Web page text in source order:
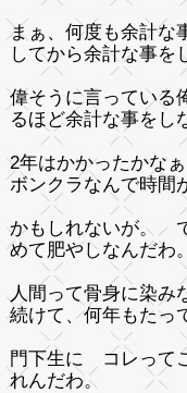
まぁ、何度も余計
してから余計な事を
偉そうに言っている
るほど余計な事を
2年はかかったかな
ボンクラなんで時間
かもしれないが。
めて肥やしなんだわ。
人間って骨身に染
続けて、何年もたっ
門下生に コレって
れんだわ。